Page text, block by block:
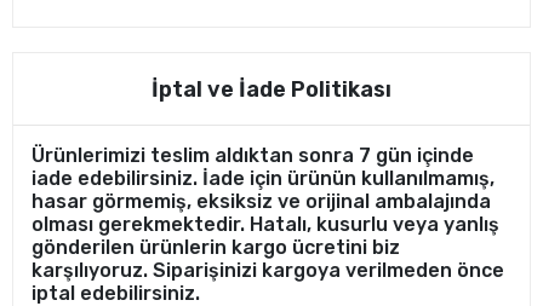
İptal ve İade Politikası
Ürünlerimizi teslim aldıktan sonra 7 gün içinde
iade edebilirsiniz. İade için ürünün kullanılmamış,
hasar görmemiş, eksiksiz ve orijinal ambalajında
olması gerekmektedir. Hatalı, kusurlu veya yanlış
gönderilen ürünlerin kargo ücretini biz
karşılıyoruz. Siparişinizi kargoya verilmeden önce
iptal edebilirsiniz.